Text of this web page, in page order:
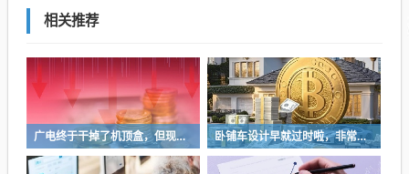
相关推荐
广电终于干掉了机顶盒，但现在没多少人看电视了… 卧铺车设计早就过时啦，非常不具备人性化